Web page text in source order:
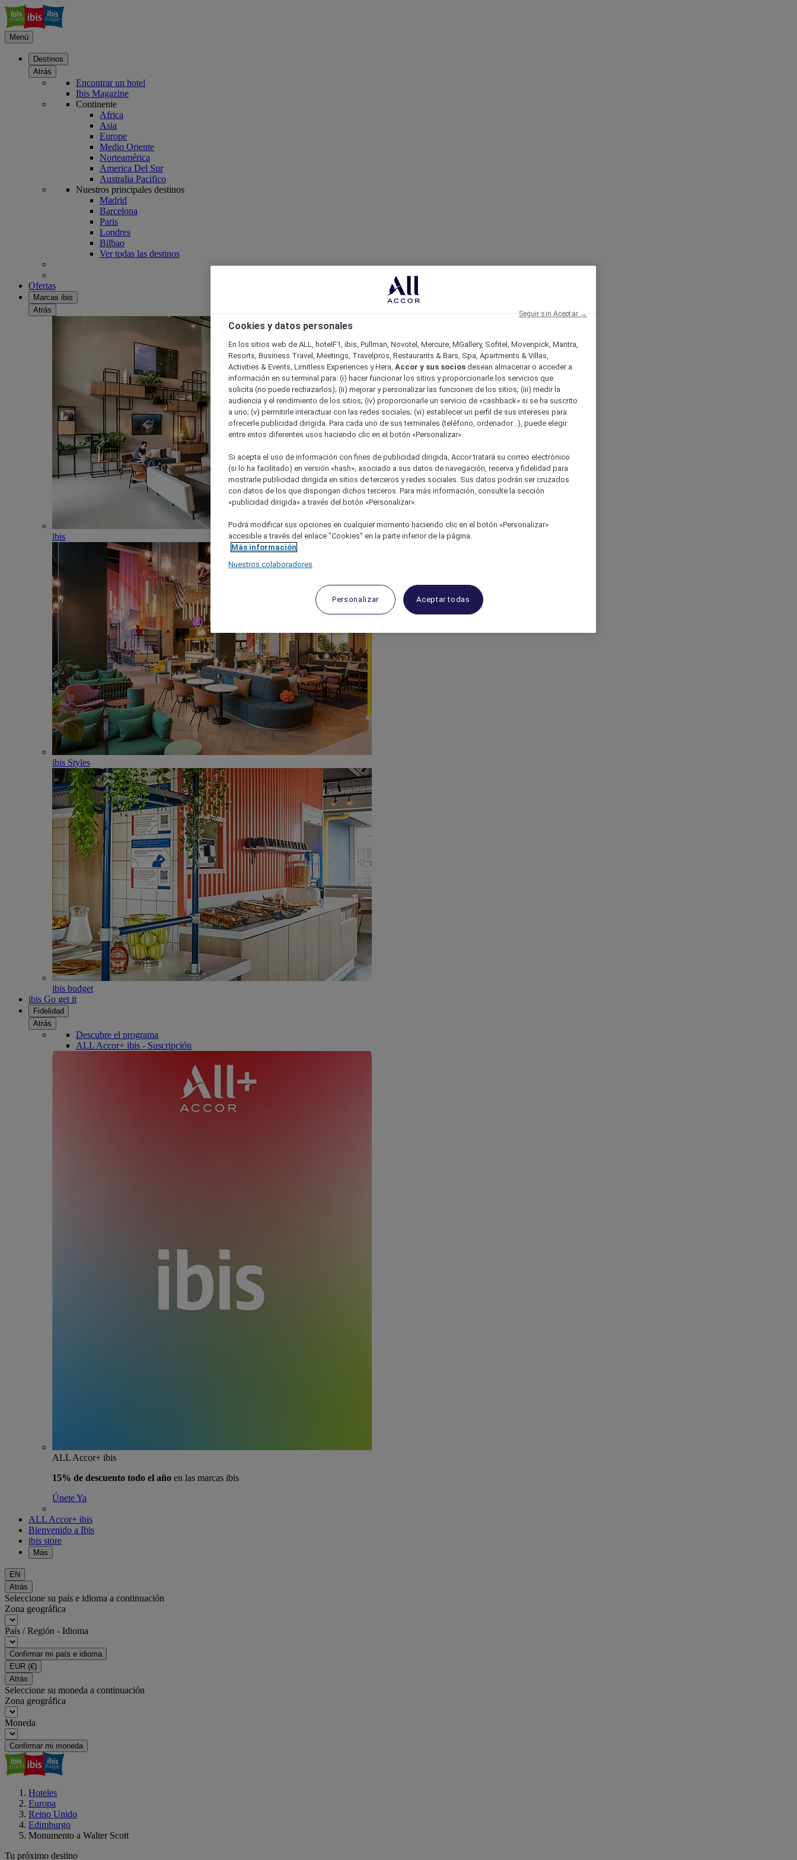
Menú
Destinos
Atrás
Encontrar un hotel
Ibis Magazine
Continente
Africa
Asia
Europe
Medio Oriente
Norteamérica
America Del Sur
Australia Pacifico
Nuestros principales destinos
Madrid
Barcelona
Paris
Londres
Bilbao
Ver todas las destinos
Ofertas
Marcas ibis
Atrás
ibis
ibis Styles
ibis budget
ibis Go get it
Fidelidad
Atrás
Descubre el programa
ALL Accor+ ibis - Suscripción
ALL Accor+ ibis
15% de descuento todo el año en las marcas ibis
Únete Ya
ALL Accor+ ibis
Bienvenido a Ibis
ibis store
Más
EN
Atrás
Seleccione su país e idioma a continuación
Zona geográfica
País / Región - Idioma
Confirmar mi país e idioma
EUR (€)
Atrás
Seleccione su moneda a continuación
Zona geográfica
Moneda
Confirmar mi moneda
Hoteles
Europa
Reino Unido
Edimburgo
Monumento a Walter Scott
Tu próximo destino
Cookies y datos personales
En los sitios web de ALL, hotelF1, ibis, Pullman, Novotel, Mercure, MGallery, Sofitel, Movenpick, Mantra,
Resorts, Business Travel, Meetings, Travelpros, Restaurants & Bars, Spa, Apartments & Villas,
Activities & Events, Limitless Experiences y Hera, Accor y sus socios desean almacenar o acceder a
información en su terminal para: (i) hacer funcionar los sitios y proporcionarle los servicios que
solicita (no puede rechazarlos); (ii) mejorar y personalizar las funciones de los sitios; (iii) medir la
audiencia y el rendimiento de los sitios; (iv) proporcionarle un servicio de «cashback» si se ha suscrito
a uno; (v) permitirle interactuar con las redes sociales; (vi) establecer un perfil de sus intereses para
ofrecerle publicidad dirigida. Para cada uno de sus terminales (teléfono, ordenador...), puede elegir
entre estos diferentes usos haciendo clic en el botón «Personalizar».
Si acepta el uso de información con fines de publicidad dirigida, Accor tratará su correo electrónico
(si lo ha facilitado) en versión «hash», asociado a sus datos de navegación, reserva y fidelidad para
mostrarle publicidad dirigida en sitios de terceros y redes sociales. Sus datos podrán ser cruzados
con datos de los que dispongan dichos terceros. Para más información, consulte la sección
«publicidad dirigida» a través del botón «Personalizar».
Podrá modificar sus opciones en cualquier momento haciendo clic en el botón «Personalizar»
accesible a través del enlace "Cookies" en la parte inferior de la página.
Más información
Nuestros colaboradores
Personalizar Aceptar todas
Seguir sin Aceptar →